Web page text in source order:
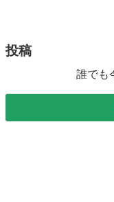
な機能やちょっとしたラ
投稿
誰でも